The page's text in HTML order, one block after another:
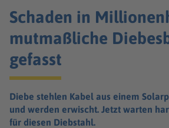
Schaden in
mutmaßliche
gefasst
Diebe stehlen Kabel aus einem
und werden erwischt. Jetzt warten
für diesen Diebstahl.